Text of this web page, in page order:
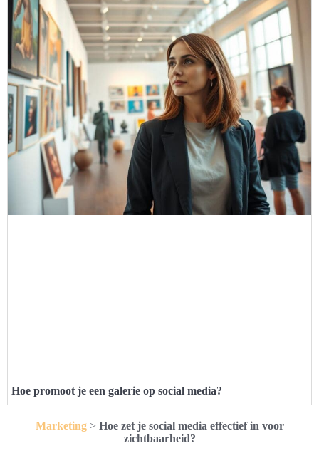
Hoe promoot je een galerie op social media?
Marketing> Hoe zet je social media effectief in voor
zichtbaarheid?